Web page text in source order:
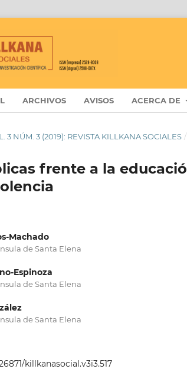
ARCHIVOS AVISOS ACERCA DE
3 NÚM. 3 (2019): REVISTA KILLKANA SOCIALES /
frente a la
Machado
de Santa Elena
Espinoza
de Santa Elena
de Santa Elena
killkanasocial.v3i3.517